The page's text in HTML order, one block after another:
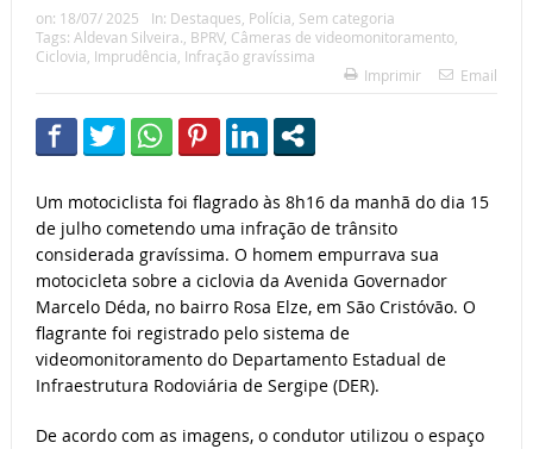
on: 18/07/ 2025 In: Destaques, Polícia, Sem categoria
Tags: Aldevan Silveira., BPRV, Câmeras de videomonitoramento,
Ciclovia, Imprudência, Infração gravíssima
Imprimir
Email
Um motociclista foi flagrado às 8h16 da manhã do dia 15
de julho cometendo uma infração de trânsito
considerada gravíssima. O homem empurrava sua
motocicleta sobre a ciclovia da Avenida Governador
Marcelo Déda, no bairro Rosa Elze, em São Cristóvão. O
flagrante foi registrado pelo sistema de
videomonitoramento do Departamento Estadual de
Infraestrutura Rodoviária de Sergipe (DER).
De acordo com as imagens, o condutor utilizou o espaço